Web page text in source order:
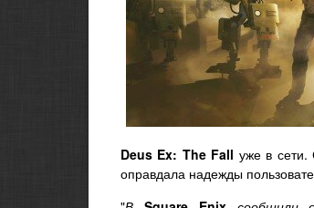
Deus Ex: The Fall уже в сети.
оправдала надежды